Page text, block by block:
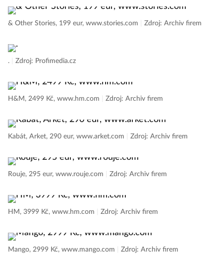
& Other Stories, 199 eur, www.stories.com Zdroj: Archiv firem
. Zdroj: Profimedia.cz
H&M, 2499 Kč, www.hm.com Zdroj: Archiv firem
Kabát, Arket, 290 eur, www.arket.com Zdroj: Archiv firem
Rouje, 295 eur, www.rouje.com Zdroj: Archiv firem
HM, 3999 Kč, www.hm.com Zdroj: Archiv firem
Mango, 2999 Kč, www.mango.com Zdroj: Archiv firem